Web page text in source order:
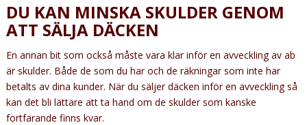
DU KAN MINSKA SKULDER GENOM
ATT SÄLJA DÄCKEN
En annan bit som också måste vara klar inför en avveckling av ab
är skulder. Både de som du har och de räkningar som inte har
betalts av dina kunder. När du säljer däcken inför en avveckling så
kan det bli lättare att ta hand om de skulder som kanske
fortfarande finns kvar.